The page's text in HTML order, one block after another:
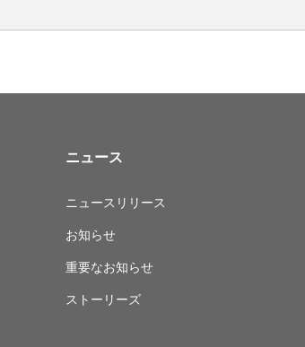
ニュース
ニュースリリース
お知らせ
重要なお知らせ
ストーリーズ